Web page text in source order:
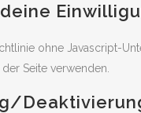
deine
ohne Javascript-
Seite verwenden.